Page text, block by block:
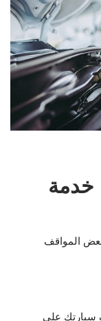
خدمة
المواقف
سيارتك على